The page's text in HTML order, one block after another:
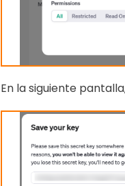
En la siguiente